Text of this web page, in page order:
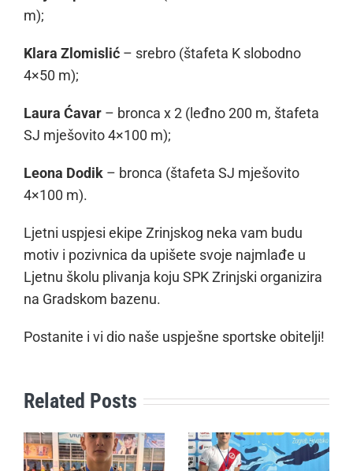
m);
Klara Zlomislić – srebro (štafeta K slobodno
4×50 m);
Laura Ćavar – bronca x 2 (leđno 200 m, štafeta
SJ mješovito 4×100 m);
Leona Dodik – bronca (štafeta SJ mješovito
4×100 m).
Ljetni uspjesi ekipe Zrinjskog neka vam budu
motiv i pozivnica da upišete svoje najmlađe u
Ljetnu školu plivanja koju SPK Zrinjski organizira
na Gradskom bazenu.
Postanite i vi dio naše uspješne sportske obitelji!
Related Posts